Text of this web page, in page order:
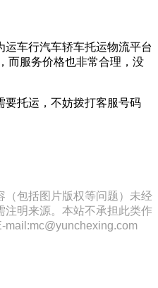
车行汽车轿车托运物流平台
而服务价格也非常合理，没
要托运，不妨拨打客服号码
（包括图片版权等问题）未经
注明来源。本站不承担此类作
mail:mc@yunchexing.com